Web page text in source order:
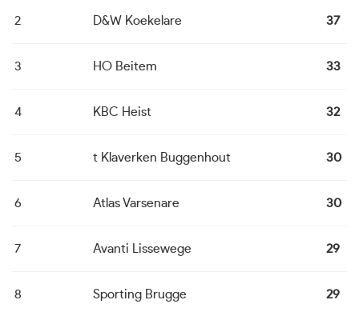
2 D&W Koekelare 37
3 HO Beitem 33
4 KBC Heist 32
5 t Klaverken Buggenhout 30
6 Atlas Varsenare 30
7 Avanti Lissewege 29
8 Sporting Brugge 29